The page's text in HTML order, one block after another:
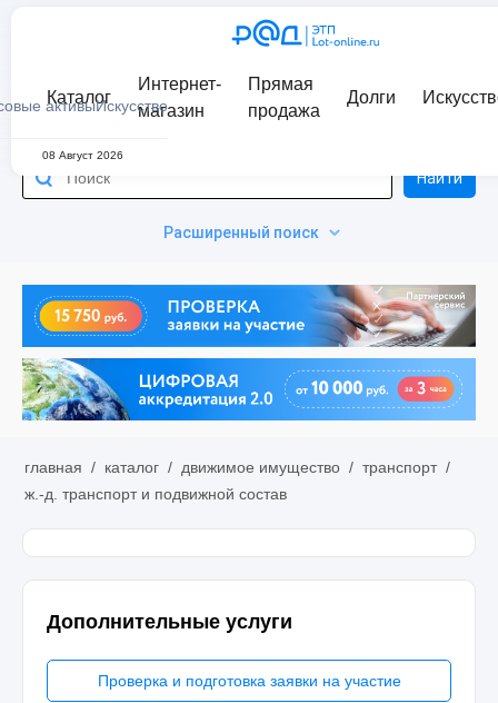
активыИскусство
Каталог
Интернет-
магазин
Прямая
продажа
Долги
08 Август 2026
Расширенный поиск
Найти
главная / каталог / движимое имущество / транспорт /
ж.-д. транспорт и подвижной состав
Дополнительные услуги
Проверка и подготовка заявки на участие